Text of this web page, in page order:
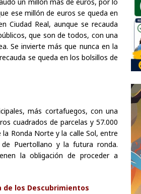
ese millón de euros se queda en
Ciudad Real, aunque se recauda
que son de todos, con una
Se invierte más que nunca en la
se queda en los bolsillos de
más cortafuegos, con una
cuadrados de parcelas y 57.000
Ronda Norte y la calle Sol, entre
Puertollano y la futura ronda.
la obligación de proceder a
los Descubrimientos